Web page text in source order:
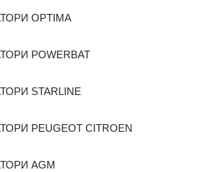
OPTIMA
POWERBAT
STARLINE
PEUGEOT CITROEN
AGM